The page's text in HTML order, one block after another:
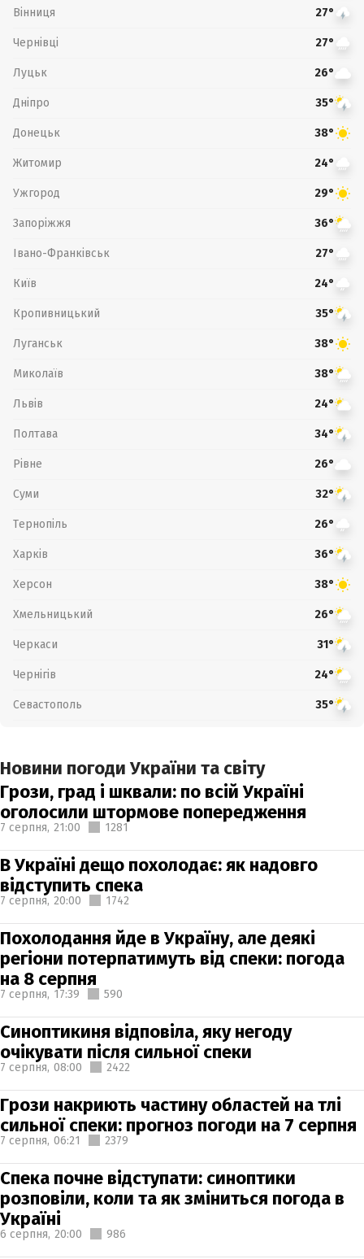
Вінниця 27°
Чернівці 27°
Луцьк 26°
Дніпро 35°
Донецьк 38°
Житомир 24°
Ужгород 29°
Запоріжжя 36°
Івано-Франківськ 27°
Київ 24°
Кропивницький 35°
Луганськ 38°
Миколаїв 38°
Львів 24°
Полтава 34°
Рівне 26°
Суми 32°
Тернопіль 26°
Харків 36°
Херсон 38°
Хмельницький 26°
Черкаси 31°
Чернігів 24°
Севастополь 35°
Новини погоди України та світу
Грози, град і шквали: по всій Україні
оголосили штормове попередження
7 серпня, 21:00 1281
В Україні дещо похолодає: як надовго
відступить спека
7 серпня, 20:00 1742
Похолодання йде в Україну, але деякі
регіони потерпатимуть від спеки: погода
на 8 серпня
7 серпня, 17:39 590
Синоптикиня відповіла, яку негоду
очікувати після сильної спеки
7 серпня, 08:00 2422
Грози накриють частину областей на тлі
сильної спеки: прогноз погоди на 7 серпня
7 серпня, 06:21 2379
Спека почне відступати: синоптики
розповіли, коли та як зміниться погода в
Україні
6 серпня, 20:00 986